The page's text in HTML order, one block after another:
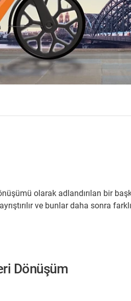
olarak adlandırılan bir
ve bunlar daha sonra
Dönüşüm